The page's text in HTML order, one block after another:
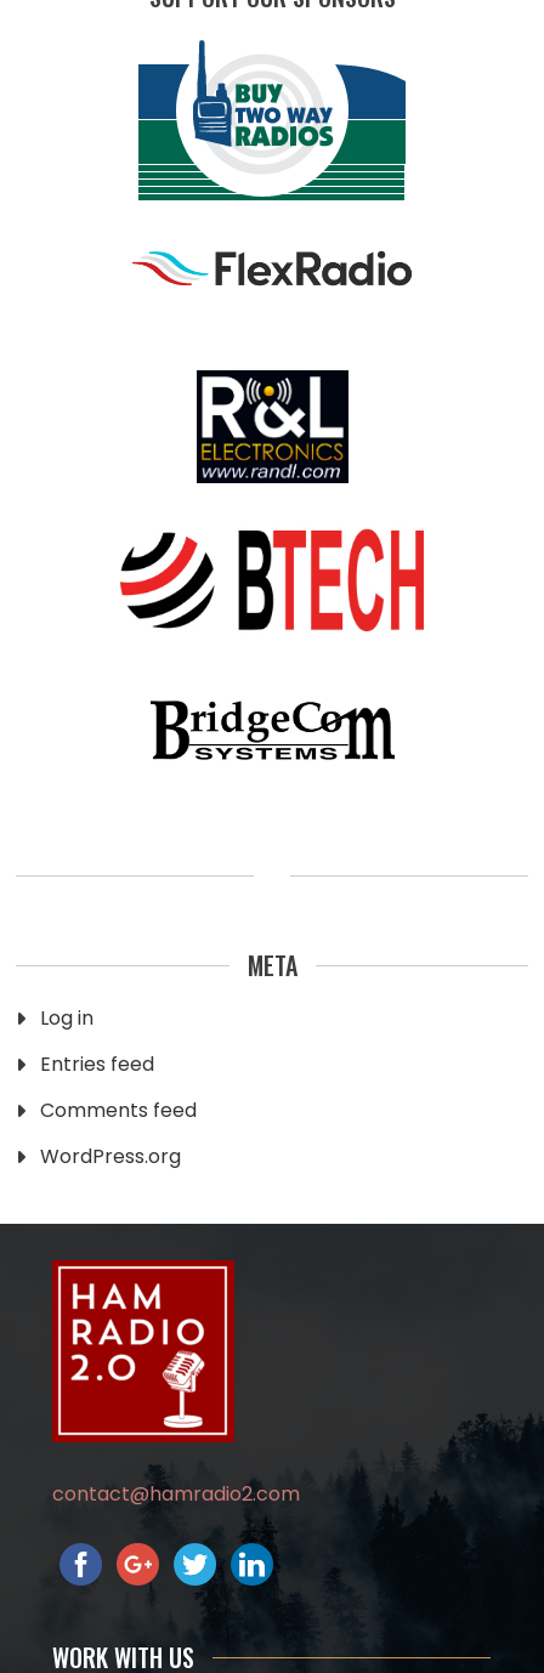
META
Log in
Entries feed
Comments feed
WordPress.org
contact@hamradio2.com
WORK WITH US